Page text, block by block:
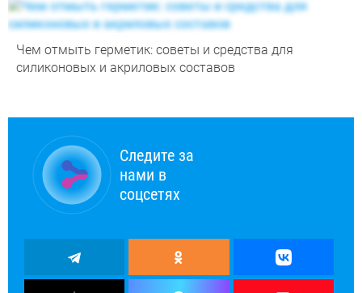
Чем отмыть герметик: советы и средства для
силиконовых и акриловых составов
Следите за
нами в
соцсетях